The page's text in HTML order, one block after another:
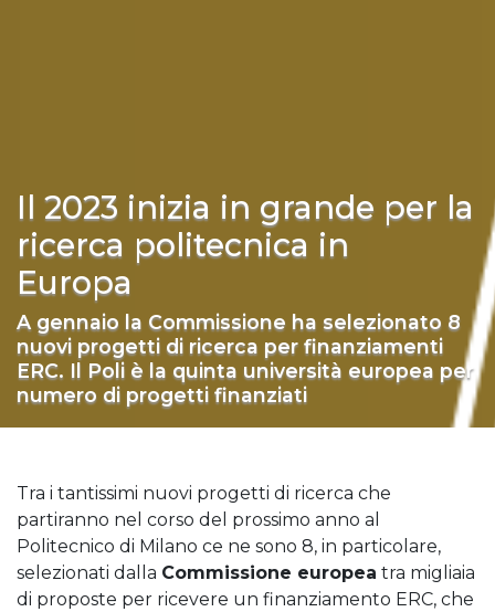
Il 2023 inizia in grande per la
ricerca politecnica in
Europa
A gennaio la Commissione ha selezionato 8
nuovi progetti di ricerca per finanziamenti
ERC. Il Poli è la quinta università europea per
numero di progetti finanziati
Tra i tantissimi nuovi progetti di ricerca che
partiranno nel corso del prossimo anno al
Politecnico di Milano ce ne sono 8, in particolare,
selezionati dalla Commissione europea tra migliaia
di proposte per ricevere un finanziamento ERC, che